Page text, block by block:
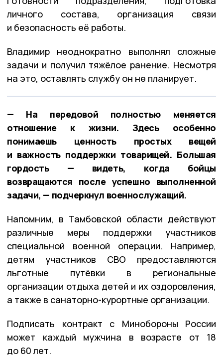
личного состава, организация связи
и безопасность её работы.
Владимир неоднократно выполнял сложные
задачи и получил тяжёлое ранение. Несмотря
на это, оставлять службу он не планирует.
— На передовой полностью меняется
отношение к жизни. Здесь особенно
понимаешь ценность простых вещей
и важность поддержки товарищей. Большая
гордость — видеть, когда бойцы
возвращаются после успешно выполненной
задачи, — подчеркнул военнослужащий.
Напомним, в Тамбовской области действуют
различные меры поддержки участников
специальной военной операции. Например,
детям участников СВО предоставляются
льготные путёвки в региональные
организации отдыха детей и их оздоровления,
а также в санаторно-курортные организации.
Подписать контракт с Минобороны России
может каждый мужчина в возрасте от 18
до 60 лет.